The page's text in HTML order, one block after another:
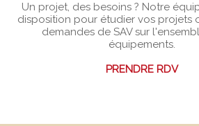
Un projet, des besoins ? Notre
disposition pour étudier vos projets
demandes de SAV sur
équipements.
PRENDRE RDV